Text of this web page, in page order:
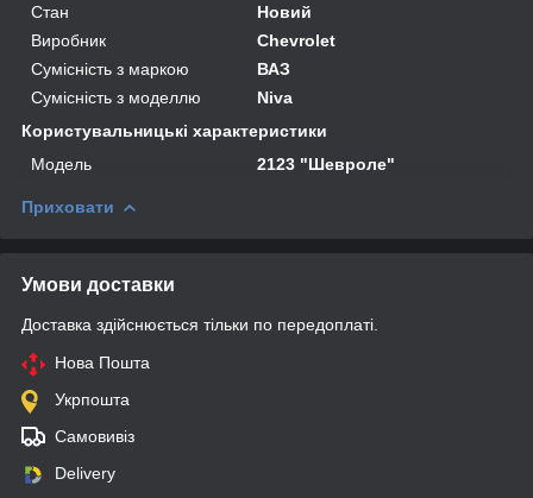
Стан
Новий
Виробник
Chevrolet
Сумісність з маркою
ВАЗ
Сумісність з моделлю
Niva
Користувальницькі характеристики
Мoдель
2123 "Шевроле"
Приховати
Умови доставки
Доставка здійснюється тільки по передоплаті.
Нова Пошта
Укрпошта
Самовивіз
Delivery